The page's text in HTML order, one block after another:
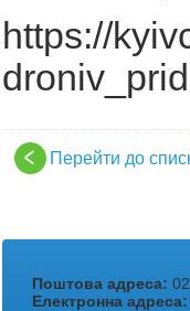
https://
Перейти до
Поштова адреса:
Електронна адреса: